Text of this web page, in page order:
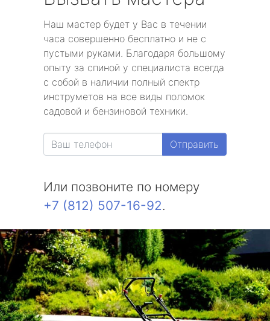
Наш мастер будет у Вас в течении
часа совершенно бесплатно и не с
пустыми руками. Благодаря большому
опыту за спиной у специалиста всегда
с собой в наличии полный спектр
инструметов на все виды поломок
садовой и бензиновой техники.
Отправить
Или позвоните по номеру
+7 (812) 507-16-92.